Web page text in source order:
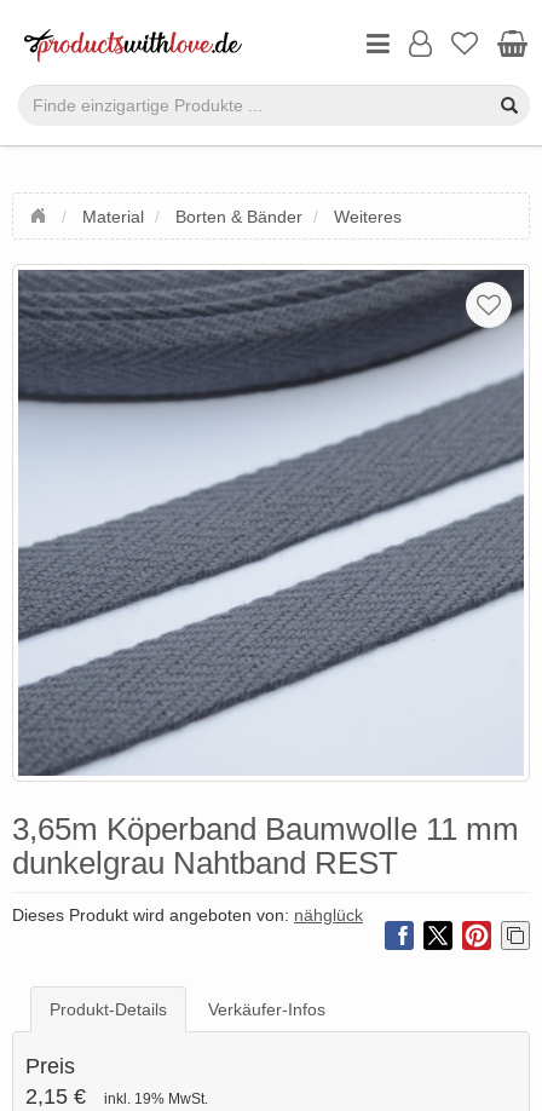
Material Borten & Bänder Weiteres
3,65m Köperband Baumwolle 11 mm
dunkelgrau Nahtband REST
Dieses Produkt wird angeboten von: nähglück
Produkt-Details Verkäufer-Infos
Preis
2,15 €
inkl. 19% MwSt.